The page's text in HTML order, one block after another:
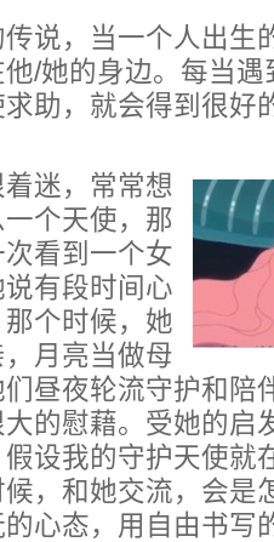
说，当一个人出生
/她的身边。每当
助，就会得到很好
迷，常常想
个天使，那
看到一个女
有段时间心
个时候，她
月亮当做母
昼夜轮流守护和陪
的慰藉。受她的启
设我的守护天使就
，和她交流，会是
心态，用自由书写